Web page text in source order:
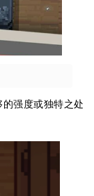
强度或独特之处